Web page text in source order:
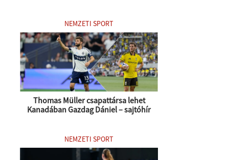
NEMZETI SPORT
Thomas Müller csapattársa lehet
Kanadában Gazdag Dániel – sajtóhír
NEMZETI SPORT